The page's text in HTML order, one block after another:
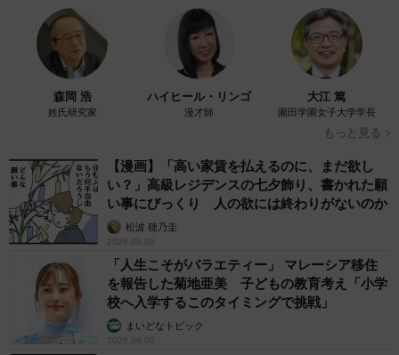
森岡 浩
姓氏研究家
ハイヒール・リンゴ
漫才師
大江 篤
園田学園女子大学学長
もっと見る
【漫画】「高い家賃を払えるのに、まだ欲し
い？」高級レジデンスの七夕飾り、書かれた願
い事にびっくり 人の欲には終わりがないのか
松波 穂乃圭
2026.08.06
「人生こそがバラエティー」 マレーシア移住
を報告した菊地亜美 子どもの教育考え「小学
校へ入学するこのタイミングで挑戦」
まいどなトピック
2026.08.06